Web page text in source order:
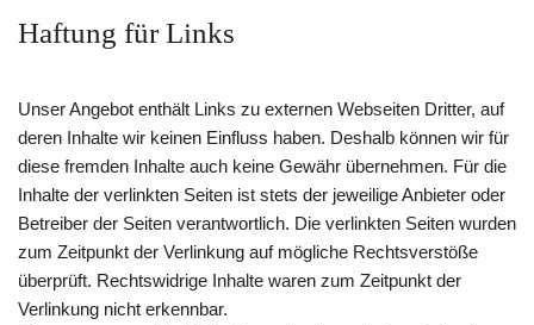
Haftung für Links
Unser Angebot enthält Links zu externen Webseiten Dritter, auf
deren Inhalte wir keinen Einfluss haben. Deshalb können wir für
diese fremden Inhalte auch keine Gewähr übernehmen. Für die
Inhalte der verlinkten Seiten ist stets der jeweilige Anbieter oder
Betreiber der Seiten verantwortlich. Die verlinkten Seiten wurden
zum Zeitpunkt der Verlinkung auf mögliche Rechtsverstöße
überprüft. Rechtswidrige Inhalte waren zum Zeitpunkt der
Verlinkung nicht erkennbar.